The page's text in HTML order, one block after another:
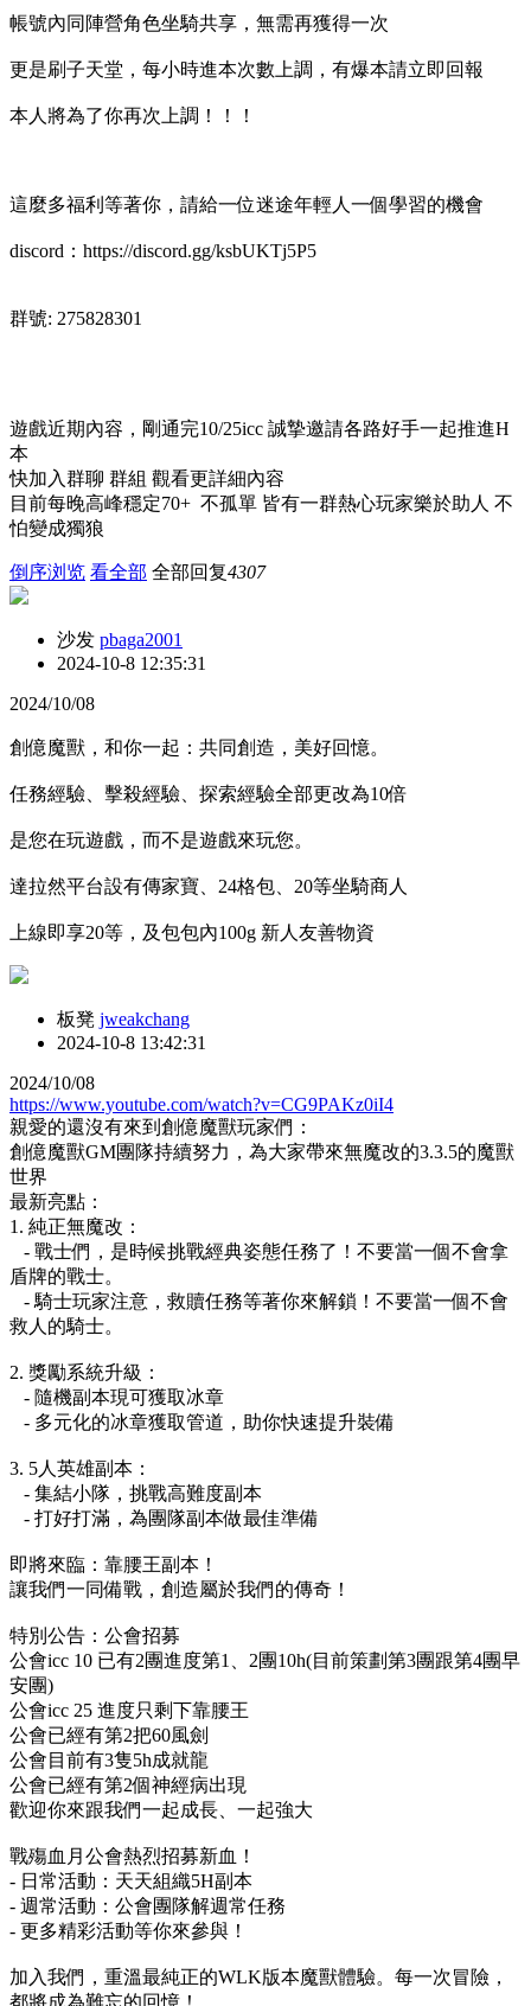
帳號內同陣營角色坐騎共享，無需再獲得一次
更是刷子天堂，每小時進本次數上調，有爆本請立即回報
本人將為了你再次上調！！！
這麼多福利等著你，請給一位迷途年輕人一個學習的機會
discord：https://discord.gg/ksbUKTj5P5
群號: 275828301
遊戲近期內容，剛通完10/25icc 誠摯邀請各路好手一起推進H
本
快加入群聊 群組 觀看更詳細內容
目前每晚高峰穩定70+ 不孤單 皆有一群熱心玩家樂於助人 不
怕變成獨狼
倒序浏览 看全部 全部回复4307
沙发 pbaga2001
2024-10-8 12:35:31
2024/10/08
創億魔獸，和你一起：共同創造，美好回憶。
任務經驗、擊殺經驗、探索經驗全部更改為10倍
是您在玩遊戲，而不是遊戲來玩您。
達拉然平台設有傳家寶、24格包、20等坐騎商人
上線即享20等，及包包內100g 新人友善物資
板凳 jweakchang
2024-10-8 13:42:31
2024/10/08
https://www.youtube.com/watch?v=CG9PAKz0iI4
親愛的還沒有來到創億魔獸玩家們：
創億魔獸GM團隊持續努力，為大家帶來無魔改的3.3.5的魔獸
世界
最新亮點：
1. 純正無魔改：
- 戰士們，是時候挑戰經典姿態任務了！不要當一個不會拿
盾牌的戰士。
- 騎士玩家注意，救贖任務等著你來解鎖！不要當一個不會
救人的騎士。
2. 獎勵系統升級：
- 隨機副本現可獲取冰章
- 多元化的冰章獲取管道，助你快速提升裝備
3. 5人英雄副本：
- 集結小隊，挑戰高難度副本
- 打好打滿，為團隊副本做最佳準備
即將來臨：靠腰王副本！
讓我們一同備戰，創造屬於我們的傳奇！
特別公告：公會招募
公會icc 10 已有2團進度第1、2團10h(目前策劃第3團跟第4團早
安團)
公會icc 25 進度只剩下靠腰王
公會已經有第2把60風劍
公會目前有3隻5h成就龍
公會已經有第2個神經病出現
歡迎你來跟我們一起成長、一起強大
戰殤血月公會熱烈招募新血！
- 日常活動：天天組織5H副本
- 週常活動：公會團隊解週常任務
- 更多精彩活動等你來參與！
加入我們，重溫最純正的WLK版本魔獸體驗。每一次冒險，
都將成為難忘的回憶！